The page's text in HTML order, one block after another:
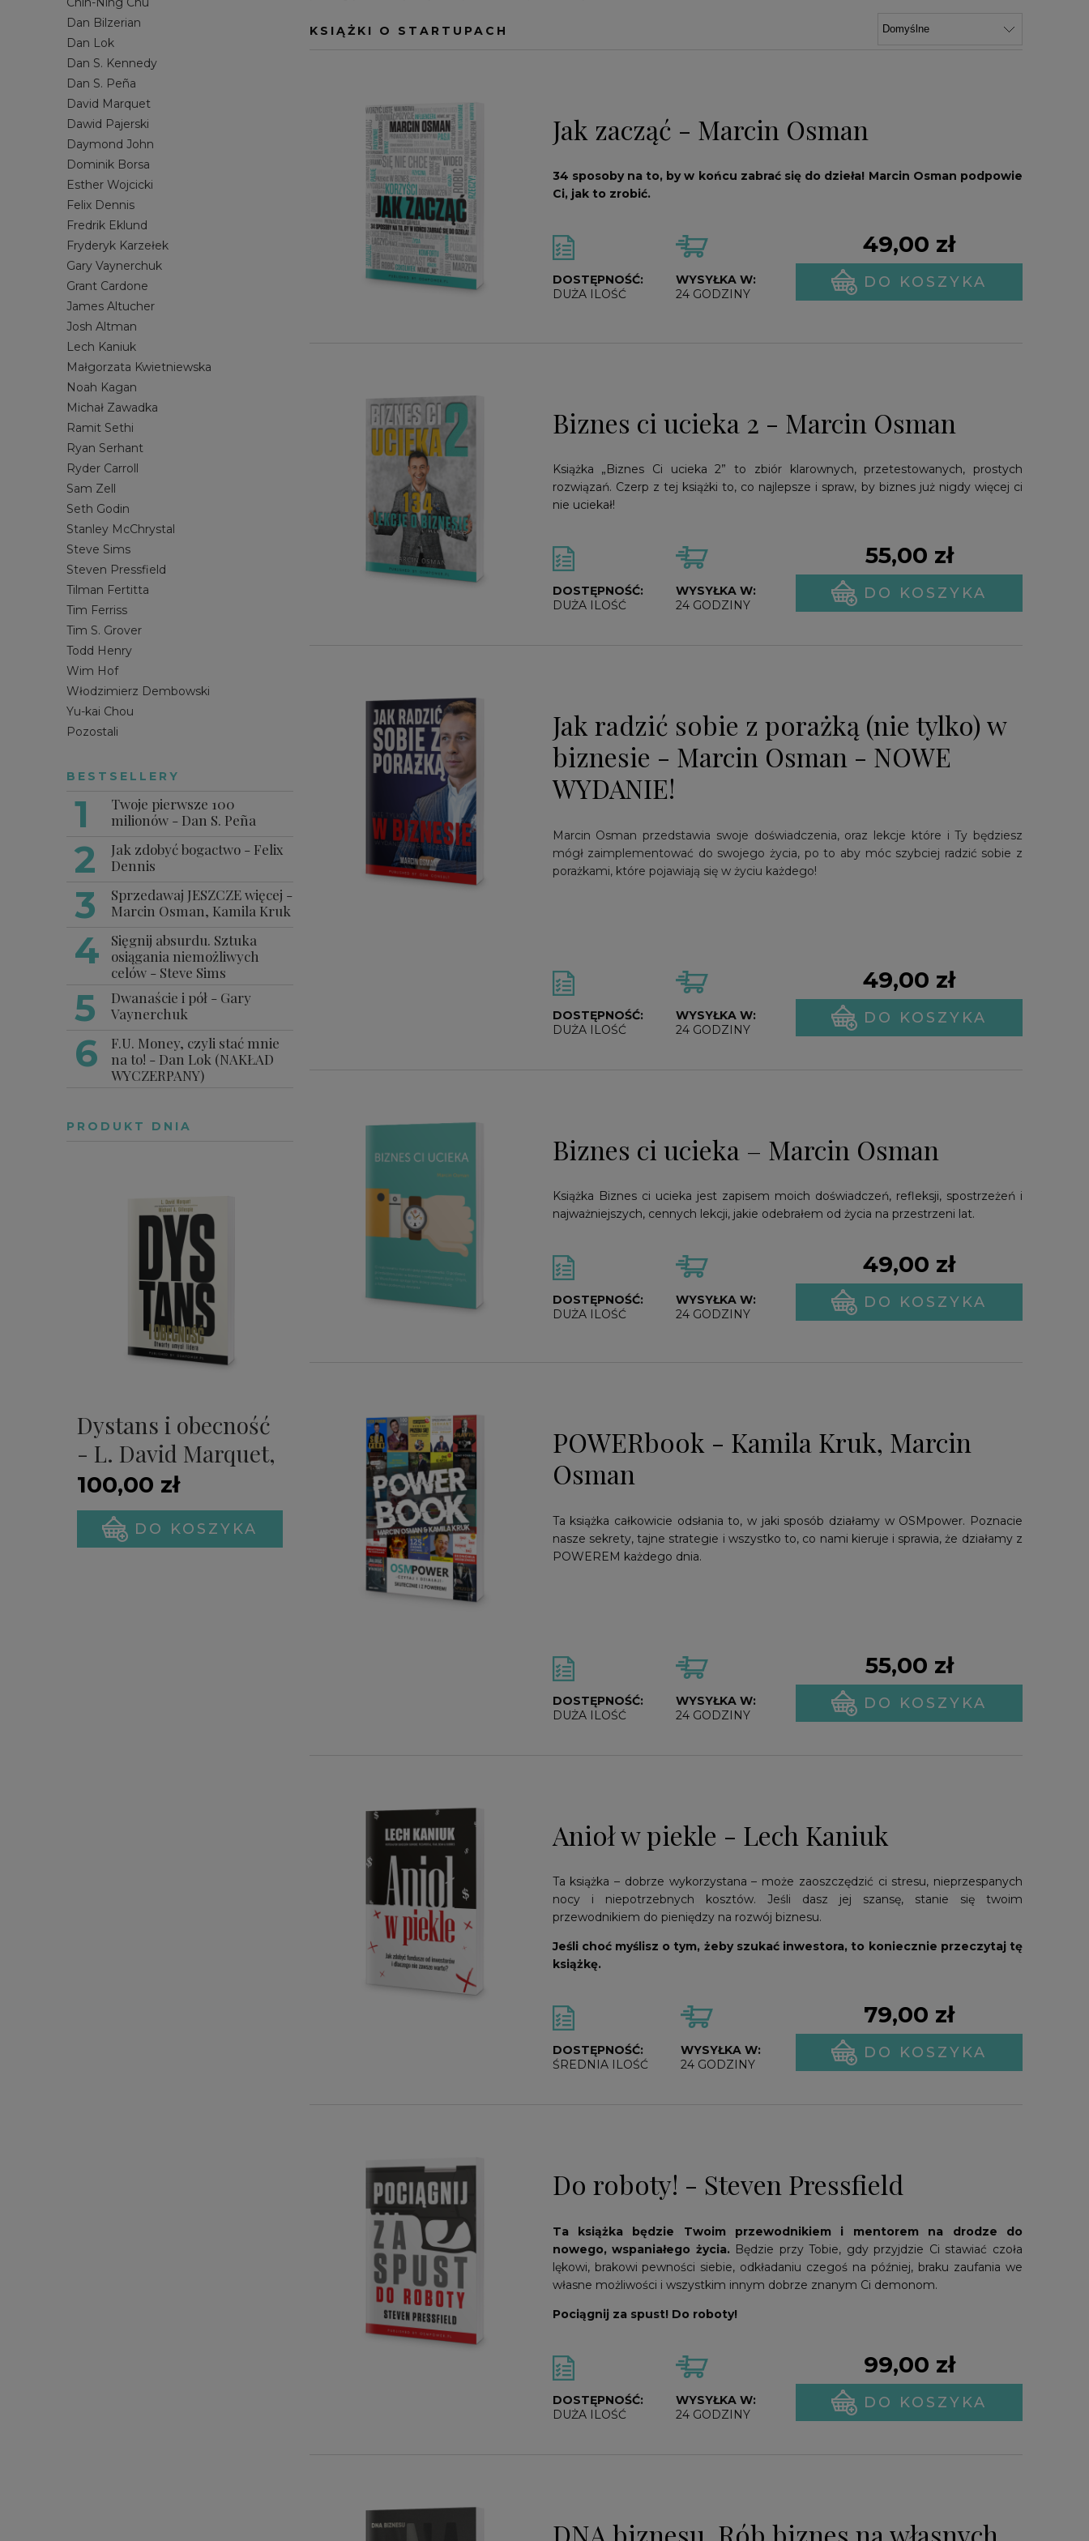
MORSOWANIE
PRACA ETATOWA
SAMOROZWÓJ
SPRZEDAŻ
ZARZĄDZANIE
JOSH ALTMAN
LECH KANIUK
NOAH KAGAN
RYAN SERHANT
SETH GODIN
STEVEN PRESSFIELD
TILMAN FERTITTA
TIM FERRISS
TIM S. GROVER
TODD HENRY
WŁODZIMIERZ DEMBOWSKI
YU-KAI CHOU POZOSTALI
Dan Bilzerian
Dan Lok
Dan S. Kennedy
Dan S. Peña
David Marquet
Dawid Pajerski
Daymond John
Dominik Borsa
Esther Wojcicki
Felix Dennis
Fredrik Eklund
Fryderyk Karzełek
Gary Vaynerchuk
Grant Cardone
James Altucher
Josh Altman
Lech Kaniuk
Małgorzata Kwietniewska
Noah Kagan
Michał Zawadka
Ramit Sethi
Ryan Serhant
Ryder Carroll
Sam Zell
Seth Godin
Stanley McChrystal
Steve Sims
Steven Pressfield
Tilman Fertitta
Tim Ferriss
Tim S. Grover
Todd Henry
Wim Hof
Włodzimierz Dembowski
Yu-kai Chou
Pozostali
BESTSELLERY
Twoje pierwsze 100
milionów - Dan S. Peña
Jak zdobyć bogactwo - Felix
Dennis
Sprzedawaj JESZCZE więcej -
Marcin Osman, Kamila Kruk
Sięgnij absurdu. Sztuka
osiągania niemożliwych
celów - Steve Sims
Dwanaście i pół - Gary
Vaynerchuk
F.U. Money, czyli stać mnie
na to! - Dan Lok (NAKŁAD
WYCZERPANY)
PRODUKT DNIA
Dystans i obecność
- L. David Marquet,
Michael A. Gillespie
(PREMIERA)
100,00 zł
DO KOSZYKA
KSIĄŻKI O STARTUPACH
Jak zacząć - Marcin Osman
34 sposoby na to, by w końcu zabrać się do dzieła! Marcin Osman podpowie
Ci, jak to zrobić.
DOSTĘPNOŚĆ:
DUŻA ILOŚĆ
WYSYŁKA W:
24 GODZINY
49,00 zł
DO KOSZYKA
Biznes ci ucieka 2 - Marcin Osman
Książka „Biznes Ci ucieka 2” to zbiór klarownych, przetestowanych, prostych
rozwiązań. Czerp z tej książki to, co najlepsze i spraw, by biznes już nigdy więcej ci
nie uciekał!
DOSTĘPNOŚĆ:
DUŻA ILOŚĆ
WYSYŁKA W:
24 GODZINY
55,00 zł
DO KOSZYKA
Jak radzić sobie z porażką (nie tylko) w
biznesie - Marcin Osman - NOWE
WYDANIE!
Marcin Osman przedstawia swoje doświadczenia, oraz lekcje które i Ty będziesz
mógł zaimplementować do swojego życia, po to aby móc szybciej radzić sobie z
porażkami, które pojawiają się w życiu każdego!
DOSTĘPNOŚĆ:
DUŻA ILOŚĆ
WYSYŁKA W:
24 GODZINY
49,00 zł
DO KOSZYKA
Biznes ci ucieka – Marcin Osman
Książka Biznes ci ucieka jest zapisem moich doświadczeń, refleksji, spostrzeżeń i
najważniejszych, cennych lekcji, jakie odebrałem od życia na przestrzeni lat.
DOSTĘPNOŚĆ:
DUŻA ILOŚĆ
WYSYŁKA W:
24 GODZINY
49,00 zł
DO KOSZYKA
POWERbook - Kamila Kruk, Marcin
Osman
Ta książka całkowicie odsłania to, w jaki sposób działamy w OSMpower. Poznacie
nasze sekrety, tajne strategie i wszystko to, co nami kieruje i sprawia, że działamy z
POWEREM każdego dnia.
DOSTĘPNOŚĆ:
DUŻA ILOŚĆ
WYSYŁKA W:
24 GODZINY
55,00 zł
DO KOSZYKA
Anioł w piekle - Lech Kaniuk
Ta książka – dobrze wykorzystana – może zaoszczędzić ci stresu, nieprzespanych
nocy i niepotrzebnych kosztów. Jeśli dasz jej szansę, stanie się twoim
przewodnikiem do pieniędzy na rozwój biznesu.
Jeśli choć myślisz o tym, żeby szukać inwestora, to koniecznie przeczytaj tę
książkę.
DOSTĘPNOŚĆ:
ŚREDNIA ILOŚĆ
WYSYŁKA W:
24 GODZINY
79,00 zł
DO KOSZYKA
Do roboty! - Steven Pressfield
Ta książka będzie Twoim przewodnikiem i mentorem na drodze do
nowego, wspaniałego życia. Będzie przy Tobie, gdy przyjdzie Ci stawiać czoła
lękowi, brakowi pewności siebie, odkładaniu czegoś na później, braku zaufania we
własne możliwości i wszystkim innym dobrze znanym Ci demonom.
Pociągnij za spust! Do roboty!
DOSTĘPNOŚĆ:
DUŻA ILOŚĆ
WYSYŁKA W:
24 GODZINY
99,00 zł
DO KOSZYKA
DNA biznesu. Rób biznes na własnych